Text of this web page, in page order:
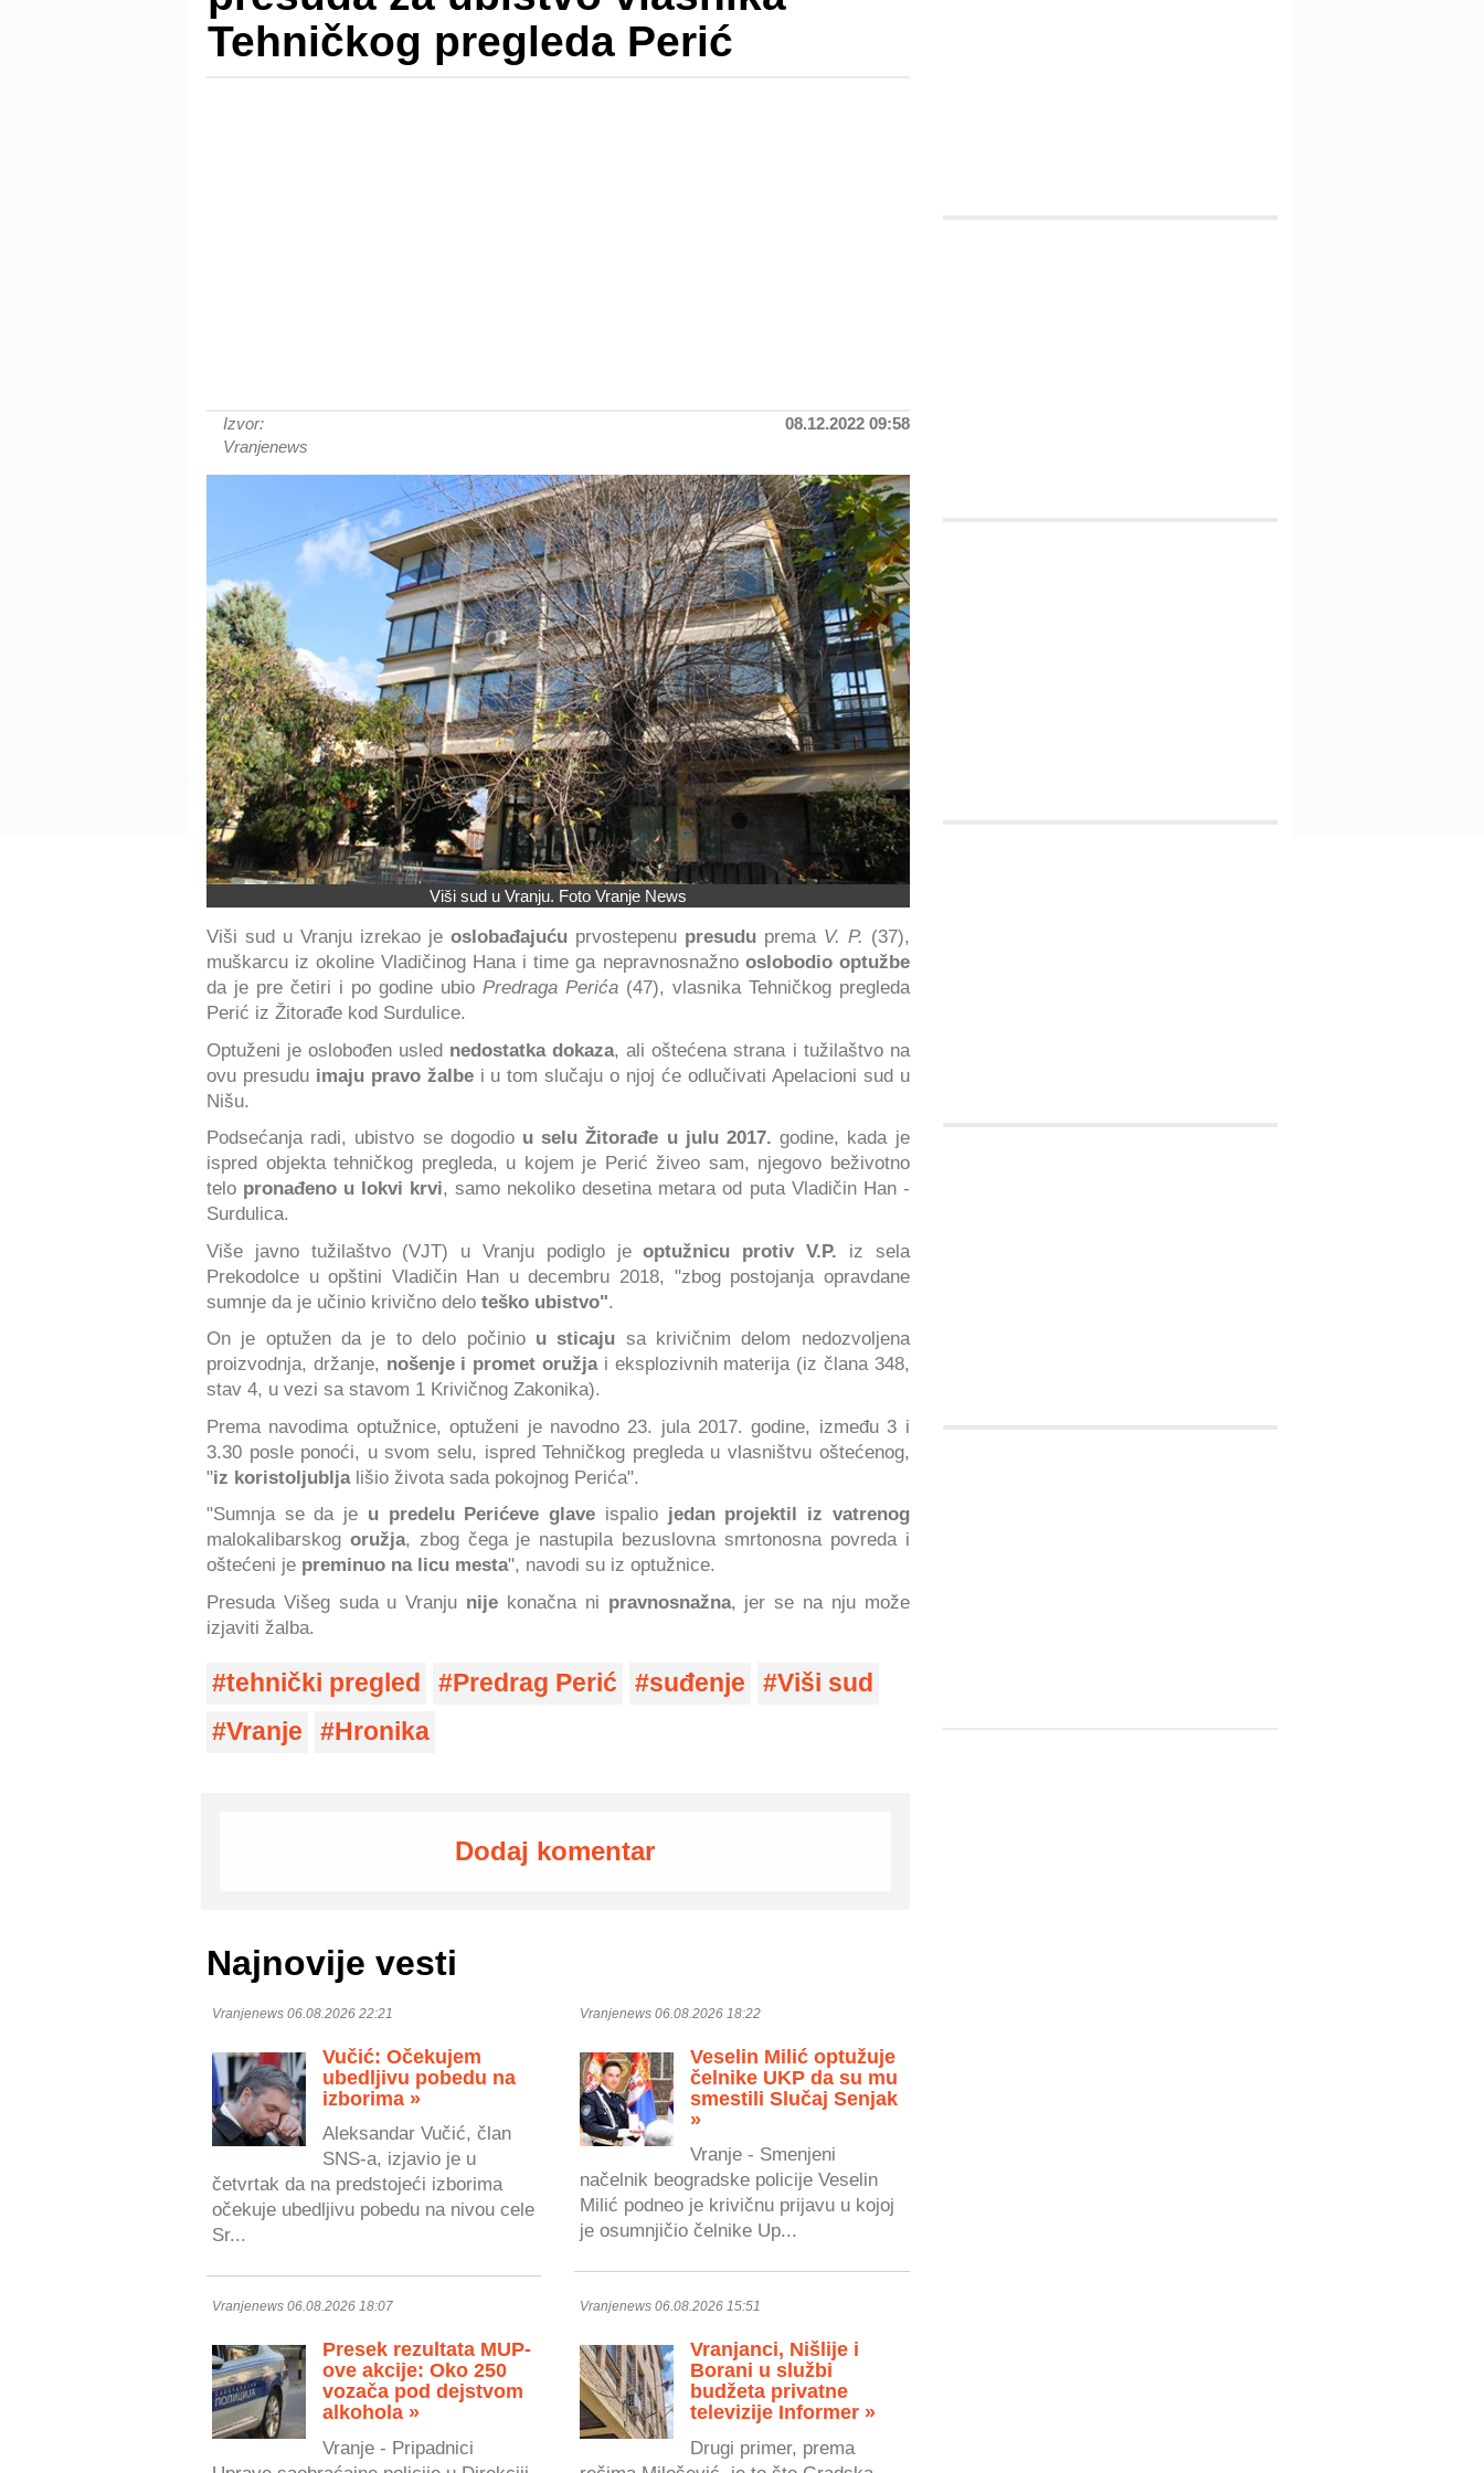
Tehničkog pregleda Perić
Izvor:
Vranjenews
08.12.2022 09:58
Viši sud u Vranju. Foto Vranje News
Viši sud u Vranju izrekao jeoslobađajućuprvostepenu presudu premaV. P. (37),
muškarcu iz okoline Vladičinog Hana i time ga nepravnosnažno oslobodio optužbe
da je pre četiri i po godine ubio Predraga Perića(47), vlasnika Tehničkog pregleda
Perić iz Žitorađe kod Surdulice.
Optuženi je oslobođen usled nedostatka dokaza, ali oštećena strana i tužilaštvo na
ovu presuduimaju pravo žalbe i u tom slučaju o njoj će odlučivati Apelacioni sud u
Nišu.
Podsećanja radi, ubistvo se dogodio u selu Žitorađe u julu 2017. godine, kada je
ispred objekta tehničkog pregleda, u kojem je Perić živeo sam, njegovo beživotno
telo pronađeno u lokvi krvi, samo nekoliko desetina metara od puta Vladičin Han -
Surdulica.
Više javno tužilaštvo (VJT) u Vranju podiglo jeoptužnicu protiv V.P. iz sela
Prekodolce u opštini Vladičin Han u decembru 2018, "zbog postojanja opravdane
sumnje da je učinio krivično delo teško ubistvo".
On je optužen da je to delo počinio u sticaju sa krivičnim delom nedozvoljena
proizvodnja, držanje, nošenje i promet oružjai eksplozivnih materija (iz člana 348,
stav 4, u vezi sa stavom 1 Krivičnog Zakonika).
Prema navodima optužnice, optuženi je navodno 23. jula 2017. godine, između 3 i
3.30 posle ponoći, u svom selu, ispred Tehničkog pregleda u vlasništvu oštećenog,
"iz koristoljubljališio života sada pokojnog Perića".
"Sumnja se da je u predelu Perićeve glave ispalio jedan projektil iz vatrenog
malokalibarskog oružja, zbog čega je nastupila bezuslovna smrtonosna povreda i
oštećeni je preminuo na licu mesta", navodi su iz optužnice.
Presuda Višeg suda u Vranju nije konačna ni pravnosnažna, jer se na nju može
izjaviti žalba.
tehnički pregled Predrag Perić suđenje
Viši sud
Vranje
Hronika
Dodaj komentar
Najnovije vesti
Vranjenews 06.08.2026 22:21
Vučić: Očekujem
ubedljivu pobedu na
izborima »
Aleksandar Vučić, član
SNS-a, izjavio je u
četvrtak da na predstojeći izborima
očekuje ubedljivu pobedu na nivou cele
Sr...
Vranjenews 06.08.2026 18:22
Veselin Milić optužuje
čelnike UKP da su mu
smestili Slučaj Senjak
»
Vranje - Smenjeni
načelnik beogradske policije Veselin
Milić podneo je krivičnu prijavu u kojoj
je osumnjičio čelnike Up...
Vranjenews 06.08.2026 18:07
Presek rezultata MUP-
ove akcije: Oko 250
vozača pod dejstvom
alkohola »
Vranje - Pripadnici
Vranjenews 06.08.2026 15:51
Vranjanci, Nišlije i
Borani u službi
budžeta privatne
televizije Informer »
Drugi primer, prema